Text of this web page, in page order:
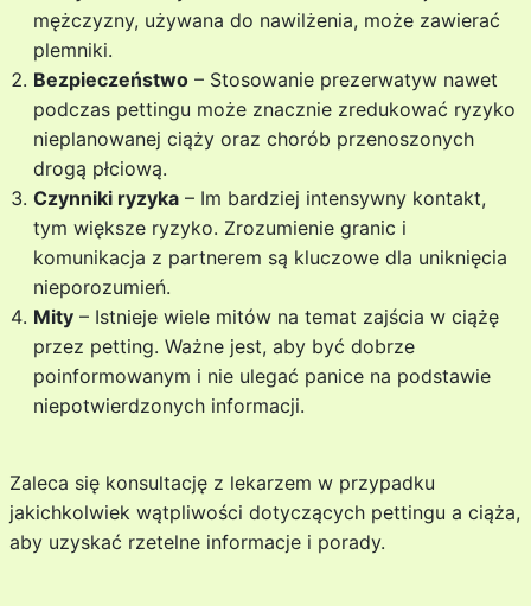
mężczyzny, używana do nawilżenia, może zawierać
plemniki.
Bezpieczeństwo– Stosowanie prezerwatyw nawet
podczas pettingu może znacznie zredukować ryzyko
nieplanowanej ciąży oraz chorób przenoszonych
drogą płciową.
Czynniki ryzyka– Im bardziej intensywny kontakt,
tym większe ryzyko. Zrozumienie granic i
komunikacja z partnerem są kluczowe dla uniknięcia
nieporozumień.
Mity– Istnieje wiele mitów na temat zajścia w ciążę
przez petting. Ważne jest, aby być dobrze
poinformowanym i nie ulegać panice na podstawie
niepotwierdzonych informacji.
Zaleca się konsultację z lekarzem w przypadku
jakichkolwiek wątpliwości dotyczących pettingu a ciąża,
aby uzyskać rzetelne informacje i porady.